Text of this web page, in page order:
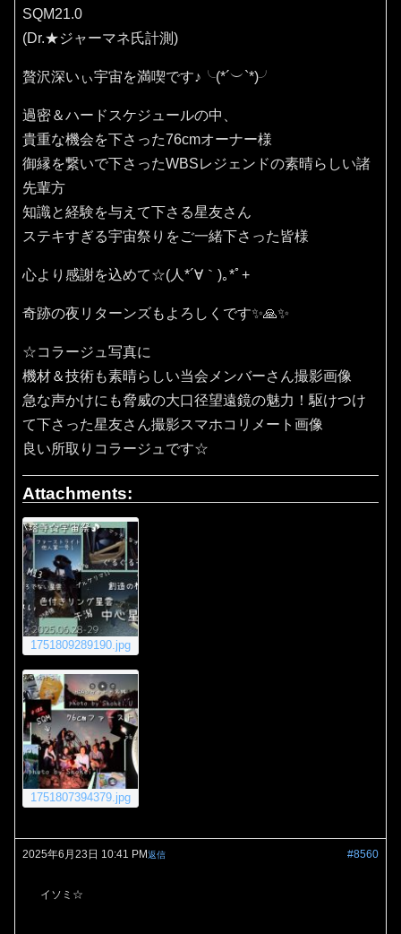
SQM21.0
(Dr.★ジャーマネ氏計測)
贅沢深いぃ宇宙を満喫です♪⁠╰⁠(⁠*⁠´⁠︶⁠`⁠*⁠)⁠╯
過密＆ハードスケジュールの中、
貴重な機会を下さった76cmオーナー様
御縁を繋いで下さったWBSレジェンドの素晴らしい諸
先輩方
知識と経験を与えて下さる星友さん
ステキすぎる宇宙祭りをご一緒下さった皆様
心より感謝を込めて☆(⁠人⁠*⁠´⁠∀⁠｀⁠)⁠｡⁠*ﾟ⁠+
奇跡の夜リターンズもよろしくです✨🙏✨️
☆コラージュ写真に
機材＆技術も素晴らしい当会メンバーさん撮影画像
急な声かけにも脅威の大口径望遠鏡の魅力！駆けつけ
て下さった星友さん撮影スマホコリメート画像
良い所取りコラージュです☆
Attachments:
1751809289190.jpg
1751807394379.jpg
2025年6月23日 10:41 PM #8560
返信
イソミ☆